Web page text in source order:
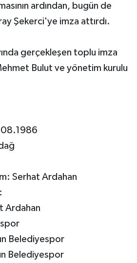
ardından, bugün de
Şekerci'ye imza attırdı.
gerçekleşen toplu imza
Bulut ve yönetim kurulu
Serhat Ardahan
Ardahan
Belediyespor
Belediyespor